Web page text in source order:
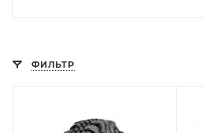
ФИЛЬТР